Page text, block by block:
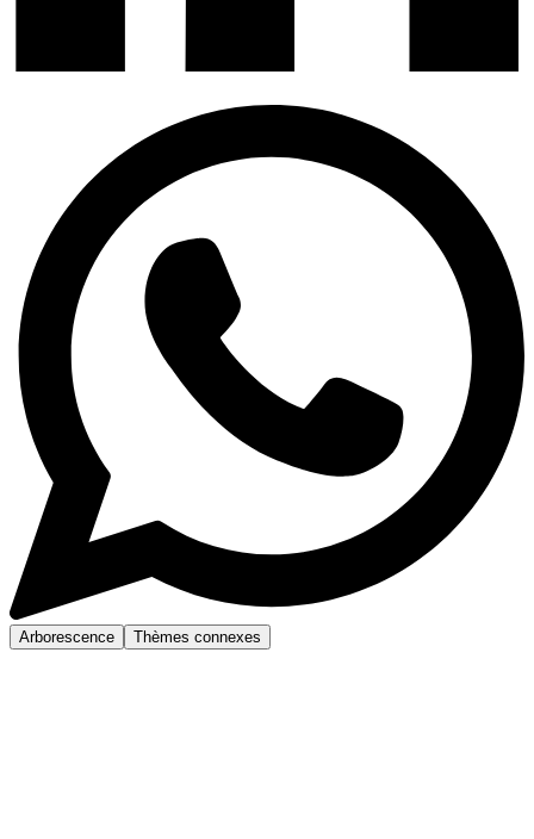
Arborescence Thèmes connexes